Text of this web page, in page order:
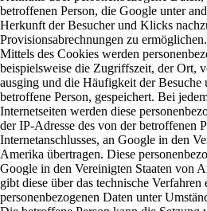
betroffenen Person, die Google unter
Herkunft der Besucher und Klicks
Provisionsabrechnungen zu ermöglichen.
Mittels des Cookies werden
beispielsweise die Zugriffszeit, der Ort,
ausging und die Häufigkeit der Besuche
betroffene Person, gespeichert. Bei
Internetseiten werden diese
der IP-Adresse des von der betroffenen
Internetanschlusses, an Google in den
Amerika übertragen. Diese
Google in den Vereinigten Staaten von
gibt diese über das technische Verfahren
personenbezogenen Daten unter